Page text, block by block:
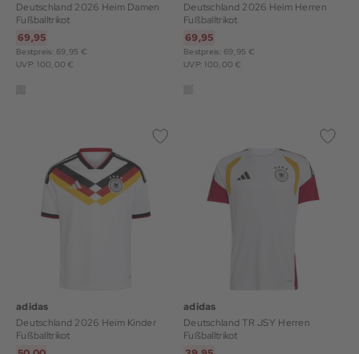
Deutschland 2026 Heim Damen
Fußballtrikot
69,95
Bestpreis: 69,95 €
UVP: 100,00 €
Deutschland 2026 Heim Herren
Fußballtrikot
69,95
Bestpreis: 69,95 €
UVP: 100,00 €
adidas
Deutschland 2026 Heim Kinder
Fußballtrikot
adidas
Deutschland TR JSY Herren
Fußballtrikot